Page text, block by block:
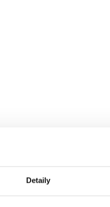
Detaily